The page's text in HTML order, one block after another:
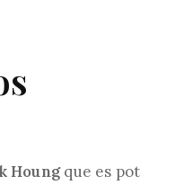
Houngque es pot